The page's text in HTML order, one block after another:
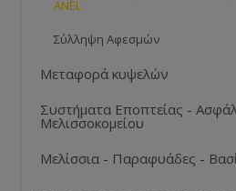
ANEL
Σύλληψη Αφεσμών
Μεταφορά κυψελών
Συστήματα Εποπτείας -
Μελισσοκομείου
Μελίσσια - Παραφυάδες -